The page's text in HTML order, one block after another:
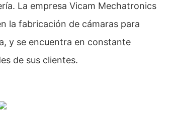
La empresa Vicam Mechatronics
la fabricación de cámaras para
y se encuentra en constante
de sus clientes.